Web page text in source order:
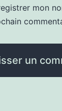
mon